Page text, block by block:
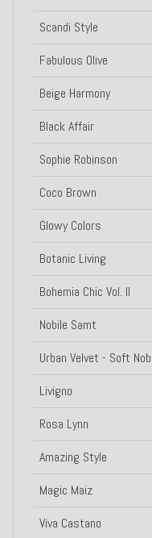
Scandi Style
Fabulous Olive
Beige Harmony
Black Affair
Sophie Robinson
Coco Brown
Glowy Colors
Botanic Living
Bohemia Chic Vol. II
Nobile Samt
Urban Velvet - Soft
Livigno
Rosa Lynn
Amazing Style
Magic Maiz
Viva Castano